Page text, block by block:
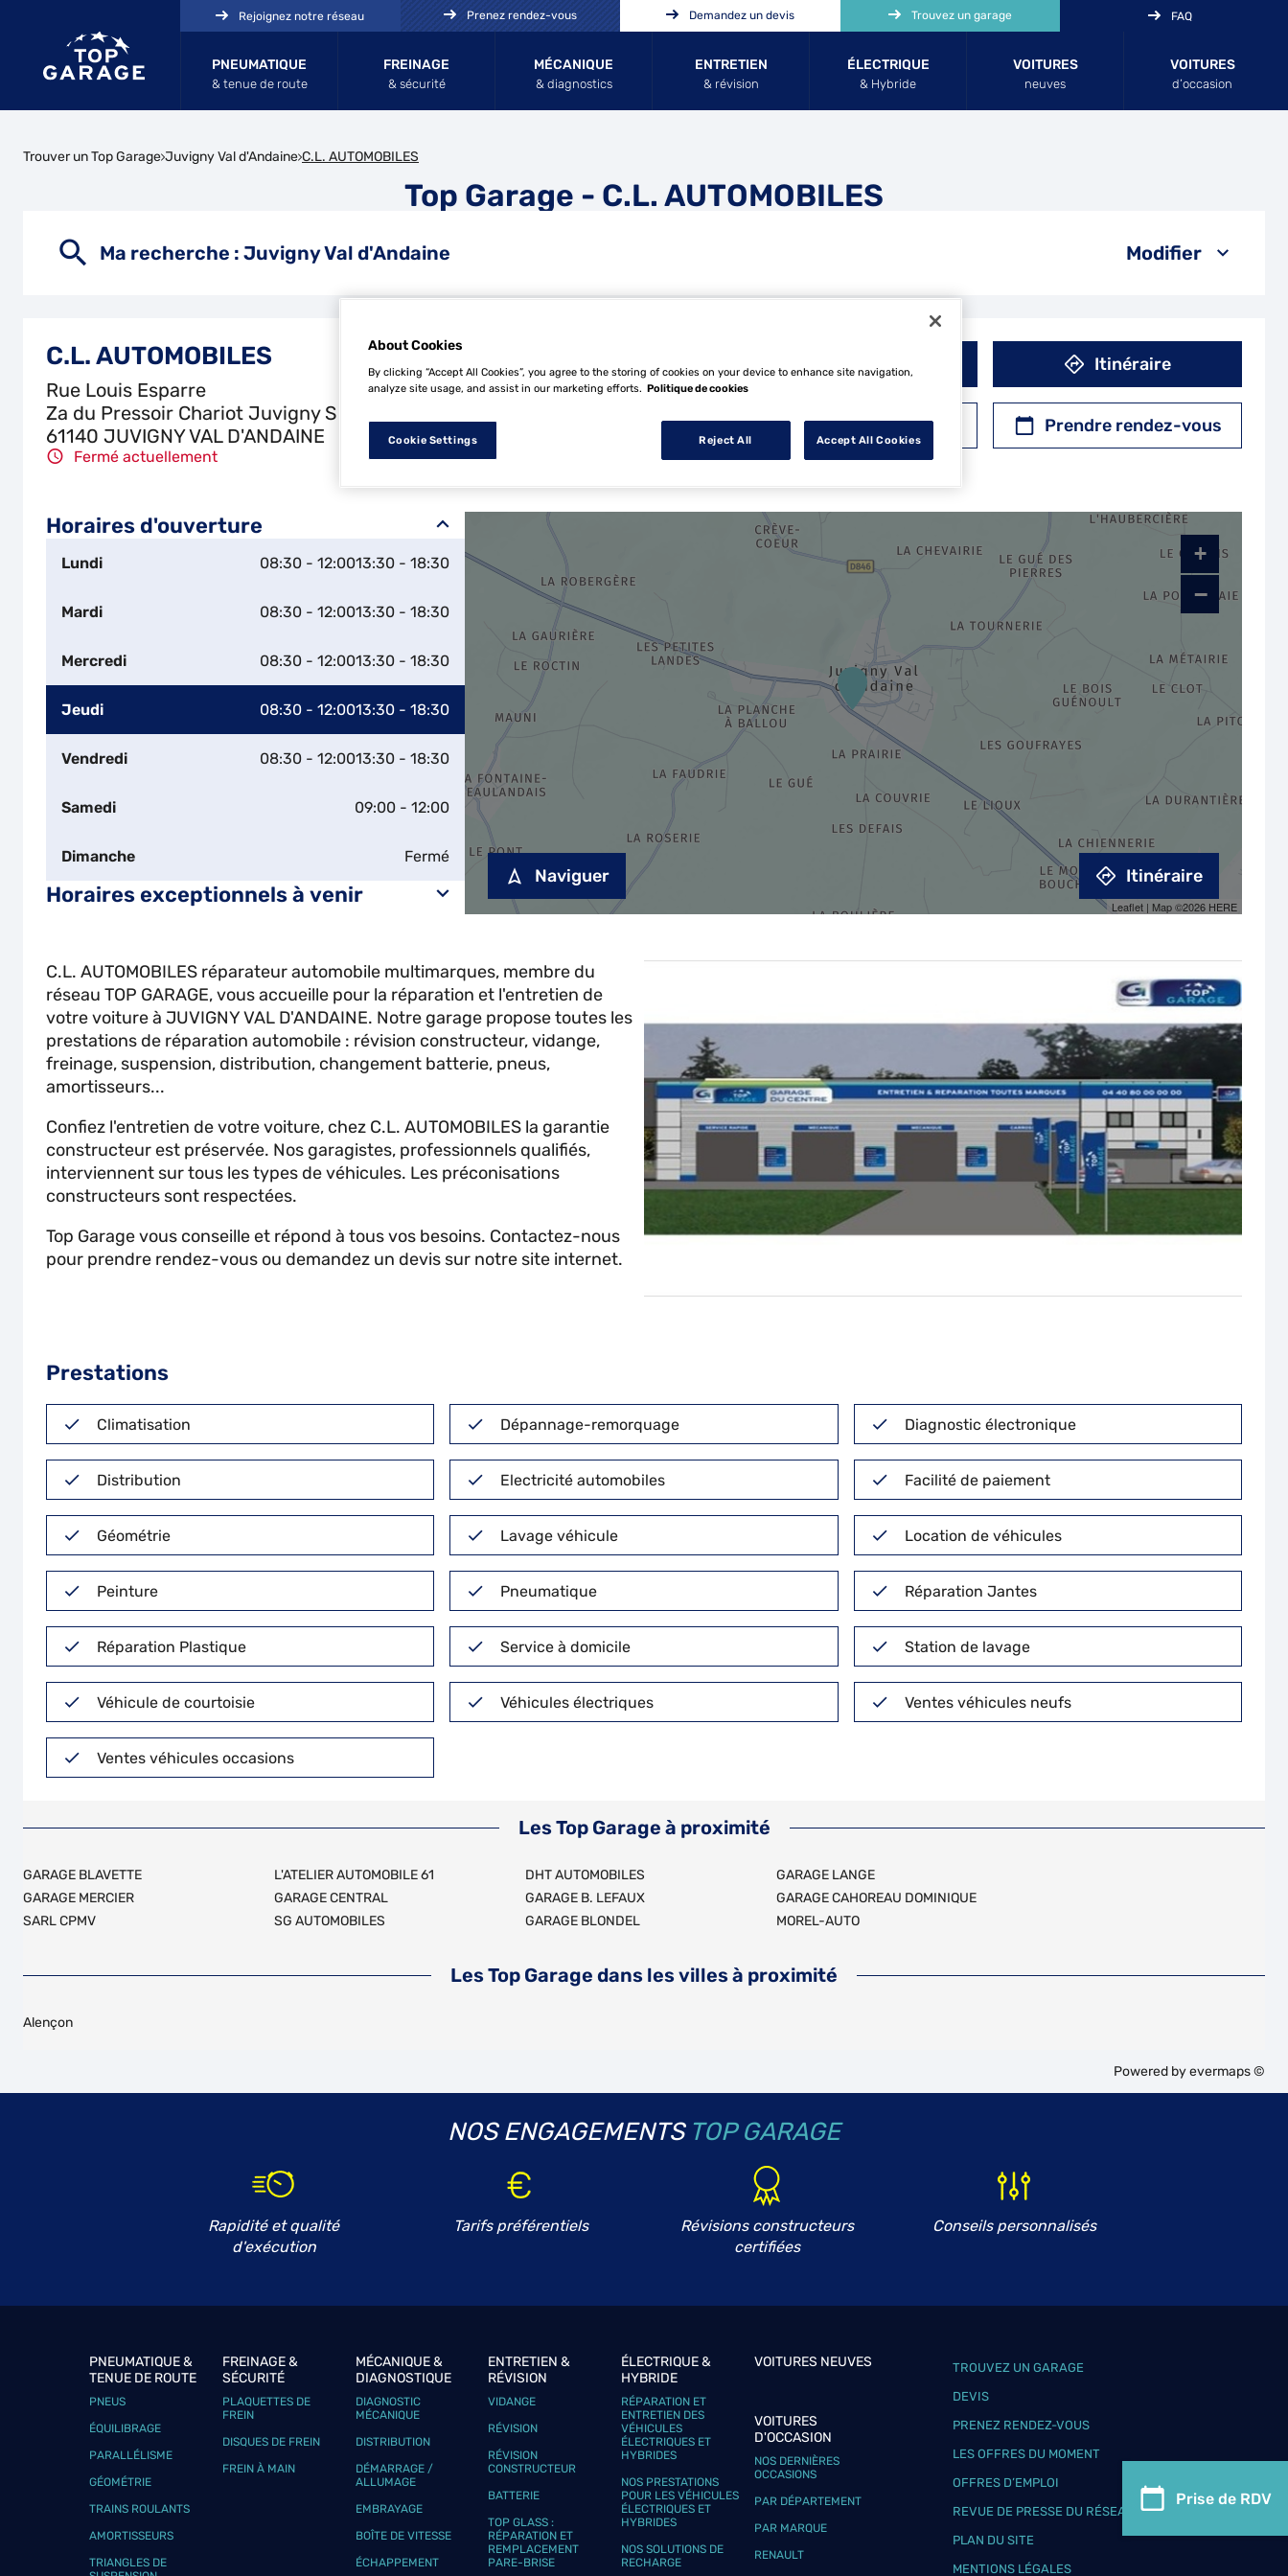
PNEUMATIQUE
& tenue de route
FREINAGE
& sécurité
MÉCANIQUE
& diagnostics
ENTRETIEN
& révision
ÉLECTRIQUE
& Hybride
VOITURES
neuves
VOITURES
d’occasion
Rejoignez notre réseau Prenez rendez-vous Demandez un devis Trouvez un garage FAQ
Trouver un Top Garage Juvigny Val d'Andaine C.L. AUTOMOBILES
Top Garage - C.L. AUTOMOBILES
Ma recherche : Juvigny Val d'Andaine Modifier
C.L. AUTOMOBILES
Rue Louis Esparre
Za du Pressoir Chariot Juvigny S
61140 JUVIGNY VAL D'ANDAINE
Fermé actuellement
Téléphone Itinéraire
Demander un devis Prendre rendez-vous
Prise de RDV
Horaires d'ouverture
Lundi 08:30 - 12:0013:30 - 18:30
Mardi 08:30 - 12:0013:30 - 18:30
Mercredi 08:30 - 12:0013:30 - 18:30
Jeudi 08:30 - 12:0013:30 - 18:30
Vendredi 08:30 - 12:0013:30 - 18:30
Samedi 09:00 - 12:00
Dimanche Fermé
Horaires exceptionnels à venir
+
−
Leaflet | Map ©2026 HERE
Naviguer Itinéraire
C.L. AUTOMOBILES réparateur automobile multimarques, membre du
réseau TOP GARAGE, vous accueille pour la réparation et l'entretien de
votre voiture à JUVIGNY VAL D'ANDAINE. Notre garage propose toutes les
prestations de réparation automobile : révision constructeur, vidange,
freinage, suspension, distribution, changement batterie, pneus,
amortisseurs...
Confiez l'entretien de votre voiture, chez C.L. AUTOMOBILES la garantie
constructeur est préservée. Nos garagistes, professionnels qualifiés,
interviennent sur tous les types de véhicules. Les préconisations
constructeurs sont respectées.
Top Garage vous conseille et répond à tous vos besoins. Contactez-nous
pour prendre rendez-vous ou demandez un devis sur notre site internet.
Prestations
Climatisation Dépannage-remorquage Diagnostic électronique
Distribution Electricité automobiles Facilité de paiement
Géométrie Lavage véhicule Location de véhicules
Peinture Pneumatique Réparation Jantes
Réparation Plastique Service à domicile Station de lavage
Véhicule de courtoisie Véhicules électriques Ventes véhicules neufs
Ventes véhicules occasions
Les Top Garage à proximité
GARAGE BLAVETTE
GARAGE MERCIER
SARL CPMV
L'ATELIER AUTOMOBILE 61
GARAGE CENTRAL
SG AUTOMOBILES
DHT AUTOMOBILES
GARAGE B. LEFAUX
GARAGE BLONDEL
GARAGE LANGE
GARAGE CAHOREAU DOMINIQUE
MOREL-AUTO
Les Top Garage dans les villes à proximité
Alençon
Powered byevermaps ©
NOS ENGAGEMENTS TOP GARAGE
Rapidité et qualité
d'exécution
Tarifs préférentiels
Révisions constructeurs
certifiées
Conseils personnalisés
PNEUMATIQUE &
TENUE DE ROUTE
PNEUS
ÉQUILIBRAGE
PARALLÉLISME
GÉOMÉTRIE
TRAINS ROULANTS
AMORTISSEURS
TRIANGLES DE
FREINAGE &
SÉCURITÉ
PLAQUETTES DE
FREIN
DISQUES DE FREIN
FREIN À MAIN
MÉCANIQUE &
DIAGNOSTIQUE
DIAGNOSTIC
MÉCANIQUE
DISTRIBUTION
DÉMARRAGE /
ALLUMAGE
EMBRAYAGE
BOÎTE DE VITESSE
ÉCHAPPEMENT
ENTRETIEN &
RÉVISION
VIDANGE
RÉVISION
RÉVISION
CONSTRUCTEUR
BATTERIE
TOP GLASS :
RÉPARATION ET
REMPLACEMENT
PARE-BRISE
ÉLECTRIQUE &
HYBRIDE
RÉPARATION ET
ENTRETIEN DES
VÉHICULES
ÉLECTRIQUES ET
HYBRIDES
NOS PRESTATIONS
POUR LES VÉHICULES
ÉLECTRIQUES ET
HYBRIDES
NOS SOLUTIONS DE
RECHARGE
VOITURES NEUVES
VOITURES
D'OCCASION
NOS DERNIÈRES
OCCASIONS
PAR DÉPARTEMENT
PAR MARQUE
RENAULT
TROUVEZ UN GARAGE
DEVIS
PRENEZ RENDEZ-VOUS
LES OFFRES DU MOMENT
OFFRES D’EMPLOI
REVUE DE PRESSE DU RÉSEAU
PLAN DU SITE
MENTIONS LÉGALES
About Cookies
By clicking “Accept All Cookies”, you agree to the storing of cookies on your device to enhance site navigation,
analyze site usage, and assist in our marketing efforts. Politique de cookies
Cookie Settings Reject All Accept All Cookies